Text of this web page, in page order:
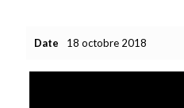
Date 18 octobre 2018